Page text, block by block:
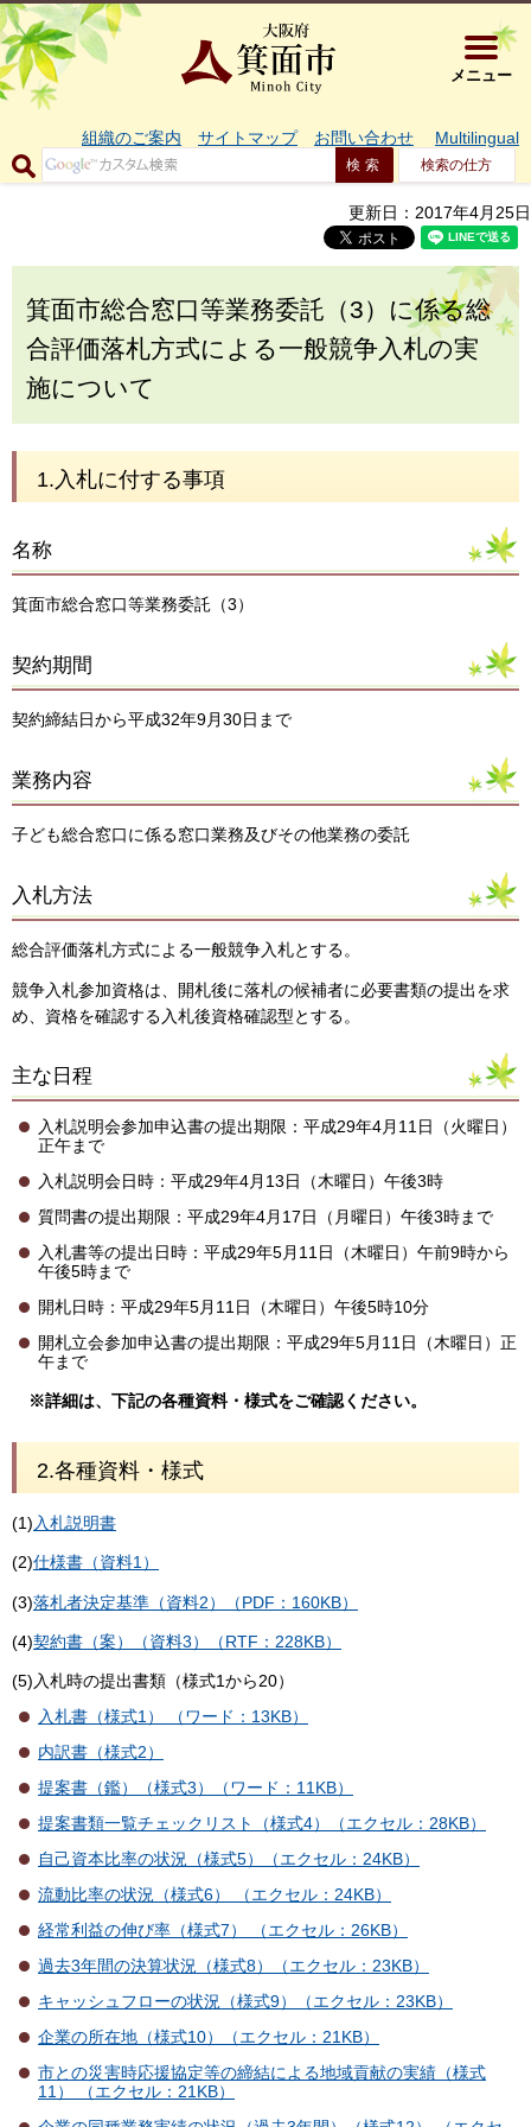
大阪府箕
メニュー
組織のご案内 サイトマップ お問い合わせ Multilingual
検索の仕方
更新日：2017年4月25日
箕面市総合窓口等業務委託（3）に係る総
合評価落札方式による一般競争入札の実
施について
1.入札に付する事項
名称
箕面市総合窓口等業務委託（3）
契約期間
契約締結日から平成32年9月30日まで
業務内容
子ども総合窓口に係る窓口業務及びその他業務の委託
入札方法
総合評価落札方式による一般競争入札とする。
競争入札参加資格は、開札後に落札の候補者に必要書類の提出を求
め、資格を確認する入札後資格確認型とする。
主な日程
入札説明会参加申込書の提出期限：平成29年4月11日（火曜日）
正午まで
入札説明会日時：平成29年4月13日（木曜日）午後3時
質問書の提出期限：平成29年4月17日（月曜日）午後3時まで
入札書等の提出日時：平成29年5月11日（木曜日）午前9時から
午後5時まで
開札日時：平成29年5月11日（木曜日）午後5時10分
開札立会参加申込書の提出期限：平成29年5月11日（木曜日）正
午まで
※詳細は、下記の各種資料・様式をご確認ください。
2.各種資料・様式
(1)入札説明書
(2)仕様書（資料1）
(3)落札者決定基準（資料2）（PDF：160KB）
(4)契約書（案）（資料3）（RTF：228KB）
(5)入札時の提出書類（様式1から20）
入札書（様式1） （ワード：13KB）
内訳書（様式2）
提案書（鑑）（様式3）（ワード：11KB）
提案書類一覧チェックリスト（様式4）（エクセル：28KB）
自己資本比率の状況（様式5）（エクセル：24KB）
流動比率の状況（様式6） （エクセル：24KB）
経常利益の伸び率（様式7） （エクセル：26KB）
過去3年間の決算状況（様式8）（エクセル：23KB）
キャッシュフローの状況（様式9）（エクセル：23KB）
企業の所在地（様式10）（エクセル：21KB）
市との災害時応援協定等の締結による地域貢献の実績（様式
11） （エクセル：21KB）